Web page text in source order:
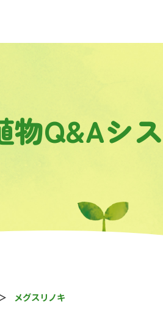
物Q&Aシ
メグスリノキ